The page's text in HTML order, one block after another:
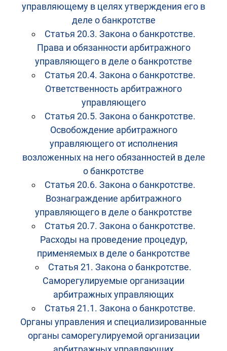
управляющему в целях утверждения его в
деле о банкротстве
Статья 20.3. Закона о банкротстве.
Права и обязанности арбитражного
управляющего в деле о банкротстве
Статья 20.4. Закона о банкротстве.
Ответственность арбитражного
управляющего
Статья 20.5. Закона о банкротстве.
Освобождение арбитражного
управляющего от исполнения
возложенных на него обязанностей в деле
о банкротстве
Статья 20.6. Закона о банкротстве.
Вознаграждение арбитражного
управляющего в деле о банкротстве
Статья 20.7. Закона о банкротстве.
Расходы на проведение процедур,
применяемых в деле о банкротстве
Статья 21. Закона о банкротстве.
Саморегулируемые организации
арбитражных управляющих
Статья 21.1. Закона о банкротстве.
Органы управления и специализированные
органы саморегулируемой организации